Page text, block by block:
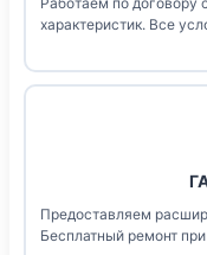
характеристик. Все
Предоставляем
Бесплатный ремонт